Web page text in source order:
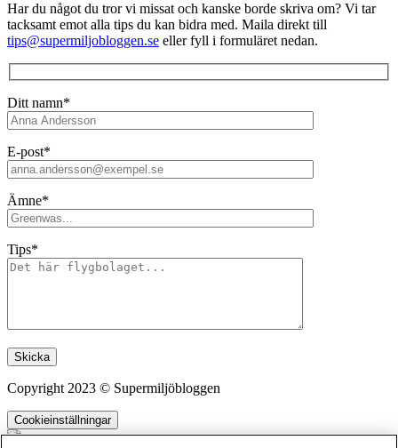
Har du något du tror vi missat och kanske borde skriva om? Vi tar
tacksamt emot alla tips du kan bidra med. Maila direkt till
tips@supermiljobloggen.se eller fyll i formuläret nedan.
Ditt namn*
E-post*
Ämne*
Tips*
Lämna detta fält tomt.
Copyright 2023 © Supermiljöbloggen
Cookieinställningar